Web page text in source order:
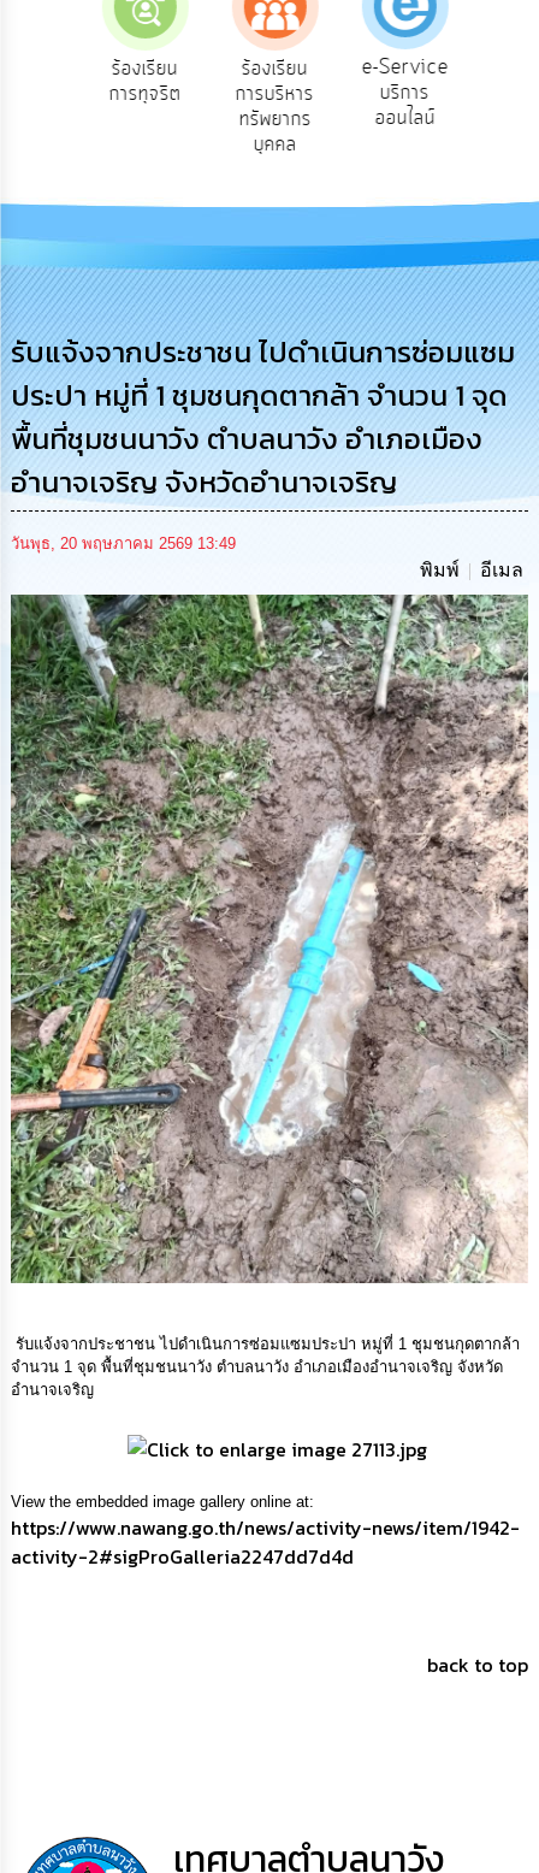
ความ
รู้
การ
ดำเนิน
งาน
การ
ให้
บริการ
แผนการ
ใช้
งบ
ประมาณ
ประจำ
ปี
การ
บริหาร
และ
พัฒนา
ทรัพยากร
บุคคล
การ
จัด
ซื้อ
จัด
จ้าง
การ
เงิน
การ
คลัง
แผนการ
ป้องกัน
การ
ทุจริต
การ
เพื่อ
ป้องกัน
มาตรการ
ภายใน
ป้องกัน
การ
ของ
เรา
ร้องเรียน
การทุจริต
ร้องเรียน
การบริหาร
ทรัพยากร
บุคคล
e-Service
บริการ
ออนไลน์
รับแจ้งจากประชาชน ไปดำเนินการซ่อมแซม
ประปา หมู่ที่ 1 ชุมชนกุดตากล้า จำนวน 1 จุด
พื้นที่ชุมชนนาวัง ตำบลนาวัง อำเภอเมือง
อำนาจเจริญ จังหวัดอำนาจเจริญ
วันพุธ, 20 พฤษภาคม 2569 13:49
พิมพ์ อีเมล
รับแจ้งจากประชาชน ไปดำเนินการซ่อมแซมประปา หมู่ที่ 1 ชุมชนกุดตากล้า
จำนวน 1 จุด พื้นที่ชุมชนนาวัง ตำบลนาวัง อำเภอเมืองอำนาจเจริญ จังหวัด
อำนาจเจริญ
View the embedded image gallery online at:
https://www.nawang.go.th/news/activity-news/item/1942-
activity-2#sigProGalleria2247dd7d4d
back to top
เทศบาลตำบลนาวัง